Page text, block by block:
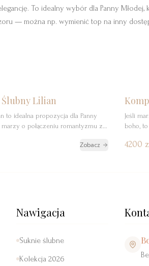
To idealny wybór dla Panny
— można np. wymienić top na inny
Lilian
to idealna propozycja dla Panny
marzy o połączeniu romantyzmu z
które wyróżniają się
Zobacz
Jeśli
boho,
4200
Nawigacja
Suknie ślubne
Kolekcja 2026